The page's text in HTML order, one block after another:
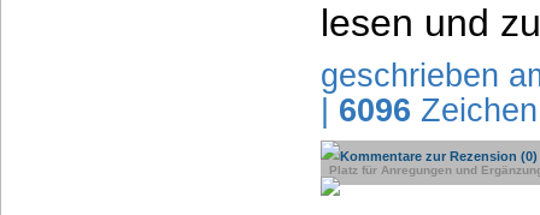
lesen und
geschrieben
6096 Zeichen
Kommentare zur Rezension (0)
Platz für Anregungen und